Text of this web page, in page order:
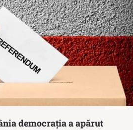
democrația a apărut